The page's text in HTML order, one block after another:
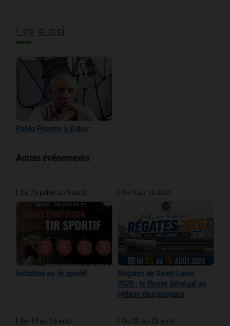
Lire aussi
Pablo Picasso à Dakar
Autres événements
Du 26 juillet au 9 août
Initiation au tir sportif
Du 5 au 15 août
Régates de Saint-Louis
2026 : le fleuve Sénégal au
rythme des pirogues
Du 15 au 16 août Du 22 au 23 août